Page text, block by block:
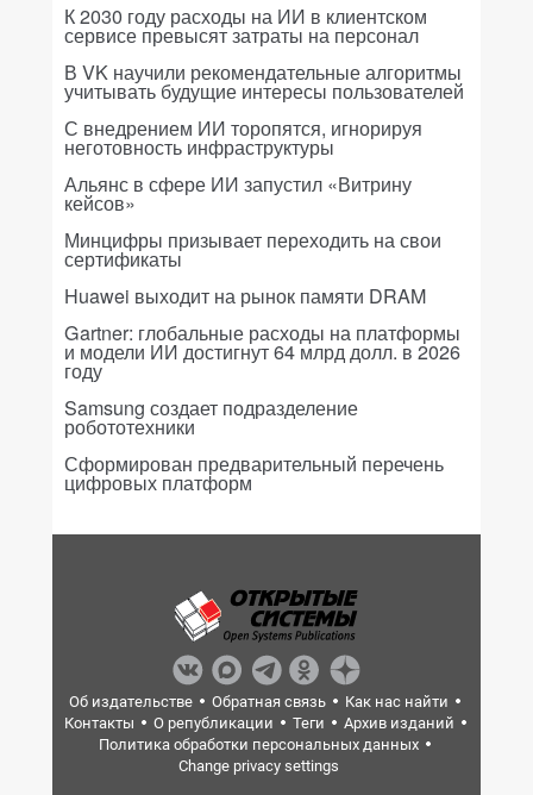
К 2030 году расходы на ИИ в клиентском
сервисе превысят затраты на персонал
В VK научили рекомендательные алгоритмы
учитывать будущие интересы пользователей
С внедрением ИИ торопятся, игнорируя
неготовность инфраструктуры
Альянс в сфере ИИ запустил «Витрину
кейсов»
Минцифры призывает переходить на свои
сертификаты
Huawei выходит на рынок памяти DRAM
Gartner: глобальные расходы на платформы
и модели ИИ достигнут 64 млрд долл. в 2026
году
Samsung создает подразделение
робототехники
Сформирован предварительный перечень
цифровых платформ
Об издательстве Обратная связь
Как нас найти
Контакты
О републикации Теги
Архив изданий
Политика обработки персональных данных
Change privacy settings